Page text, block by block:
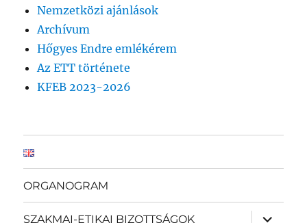
Nemzetközi ajánlások
Archívum
Hőgyes Endre emlékérem
Az ETT története
KFEB 2023-2026
ORGANOGRAM
SZAKMAI-ETIKAI BIZOTTSÁGOK
almenü